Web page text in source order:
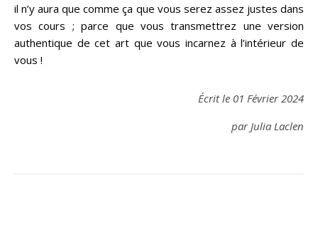
il n’y aura que comme ça que vous serez assez justes dans
vos cours ; parce que vous transmettrez une version
authentique de cet art que vous incarnez à l’intérieur de
vous !
Écrit le 01 Février 2024
par Julia Laclen